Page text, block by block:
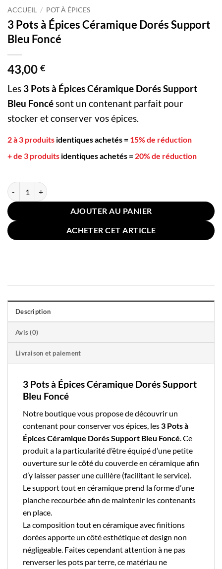
ACCUEIL / POT À ÉPICES
3 Pots à Épices Céramique Dorés Support
Bleu Foncé
43,00 €
Les 3 Pots à Épices Céramique Dorés Support
Bleu Foncésont un contenant parfait pour
stocker et conserver vos épices.
2 à 3 produits identiques achetés = 15% de réduction
+ de 3 produits identiques achetés = 20% de réduction
quantité de 3 Pots à Épices Céramique Dorés Support Bleu Foncé
AJOUTER AU PANIER
ACHETER CET ARTICLE
Description
Avis (0)
Livraison et paiement
3 Pots à Épices Céramique Dorés Support
Bleu Foncé
Notre boutiquevous propose de découvrir un
contenant pour conserver vos épices, les3 Pots à
Épices Céramique Dorés Support Bleu Foncé . Ce
produit a la particularité d’être équipé d’une petite
ouverture sur le côté du couvercle en céramique afin
d’y laisser passer une cuillère (facilitant le service).
Le support tout en céramique prend la forme d’une
planche recourbée afin de maintenir les contenants
en place.
La composition tout en céramique avec finitions
dorées apporte un côté esthétique et design non
négligeable. Faites cependant attention à ne pas
renverser les pots par terre, ce matériau ne